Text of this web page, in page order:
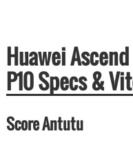
Huawei
P10 Specs &
Score Antutu